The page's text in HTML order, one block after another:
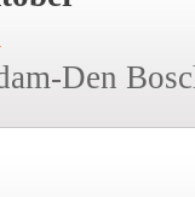
Den